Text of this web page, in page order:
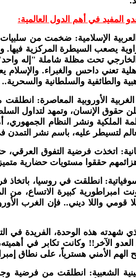
المفيد في أهم الدول العالمية:
العربية الإسلامية: ضخمت من
يصعب السيطرة المركزية فيها.
الخارجي تحت مظلة شاملة "إله
تعني داحس والغبراء.
والطائفية والسلطانية
الأوروبية المعاصرة: انطلقت
حقوق الإنسان، وتمهد لتداول
الملكية ونشر النظام الجمهوري،
لتسيطر عليه، باسم نشر التمدن
اتخذت فرضية التفوق
هزائمهم حققوا مستويات حضارية
انطلقت في روسيا، باتخاذ
امبراطورية كبيرة الاتساع، من
قومي واللا ديني.. فإن الغرب
شهدته هذه الوحدة، الفريدة في
الآخر!! وكانت تكابر في
الهم الأمني هسترياً، على نطاق
الشعبية: انطلقت من فرضية